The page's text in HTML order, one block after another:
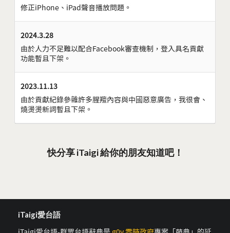
修正iPhone、iPad聲音播放問題。
2024.3.28
由於人力不足難以配合Facebook審查機制，登入具名貢獻
功能暫且下架。
2023.11.13
由於貢獻紀錄參雜許多腥羶內容與中國惡意廣告，我很會、
燒燙燙新詞暫且下架。
快分享 iTaigi 給你的朋友知道吧！
iTaigi愛台語